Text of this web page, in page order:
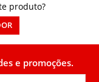
produto?
e promoções.